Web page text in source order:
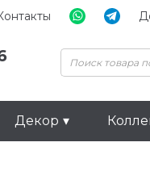
Декор